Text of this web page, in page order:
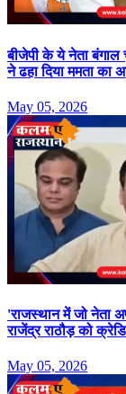
बीजेपी के ये नेता
ने ढहा दिया ममता का
May 05, 2026
'राजस्थान में जो नेता
राजेंद्र राठौड़ को
May 05, 2026